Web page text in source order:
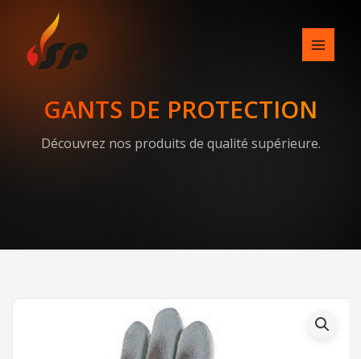
content
GANTS DE PROTECTION
Découvrez nos produits de qualité supérieure.